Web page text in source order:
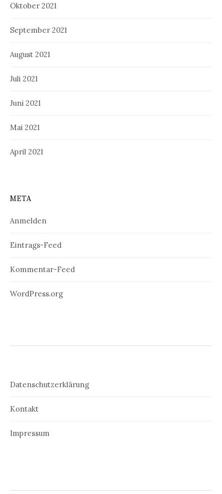
Oktober 2021
September 2021
August 2021
Juli 2021
Juni 2021
Mai 2021
April 2021
META
Anmelden
Eintrags-Feed
Kommentar-Feed
WordPress.org
Datenschutzerklärung
Kontakt
Impressum